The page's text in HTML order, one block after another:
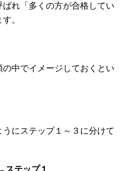
れ「多くの方が合格してい
。
中でイメージしておくとい
にステップ１～３に分けて